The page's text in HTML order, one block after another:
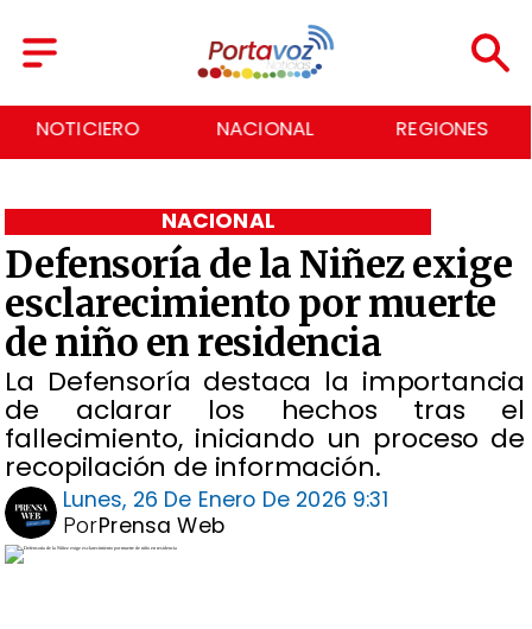
NACIONAL REGIONES ECONOMÍA
Defensoría de la Niñez exige
esclarecimiento por muerte
de niño en residencia
La Defensoría destaca la importancia
de aclarar los hechos tras el
fallecimiento, iniciando un proceso de
recopilación de información.
NACIONAL
Lunes, 26 De Enero De 2026 9:31
Prensa Web
Por